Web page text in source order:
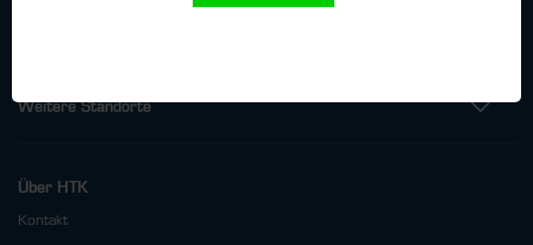
Weitere Standorte
Über HTK
Kontakt